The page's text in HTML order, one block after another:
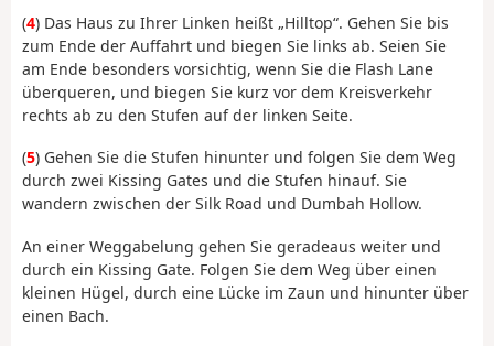
(4) Das Haus zu Ihrer Linken heißt „Hilltop“. Gehen Sie bis
zum Ende der Auffahrt und biegen Sie links ab. Seien Sie
am Ende besonders vorsichtig, wenn Sie die Flash Lane
überqueren, und biegen Sie kurz vor dem Kreisverkehr
rechts ab zu den Stufen auf der linken Seite.
(5) Gehen Sie die Stufen hinunter und folgen Sie dem Weg
durch zwei Kissing Gates und die Stufen hinauf. Sie
wandern zwischen der Silk Road und Dumbah Hollow.
An einer Weggabelung gehen Sie geradeaus weiter und
durch ein Kissing Gate. Folgen Sie dem Weg über einen
kleinen Hügel, durch eine Lücke im Zaun und hinunter über
einen Bach.